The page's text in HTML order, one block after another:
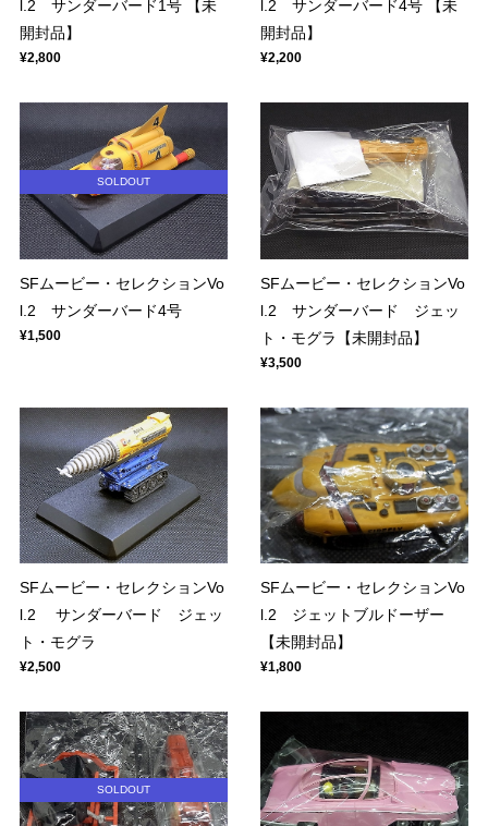
l.2 サンダーバード1号 【未
開封品】
¥2,800
l.2 サンダーバード4号 【未
開封品】
¥2,200
SOLDOUT
SFムービー・セレクションVo
l.2 サンダーバード4号
¥1,500
SFムービー・セレクションVo
l.2 サンダーバード ジェッ
ト・モグラ【未開封品】
¥3,500
SFムービー・セレクションVo
l.2 サンダーバード ジェッ
ト・モグラ
¥2,500
SFムービー・セレクションVo
l.2 ジェットブルドーザー
【未開封品】
¥1,800
SOLDOUT